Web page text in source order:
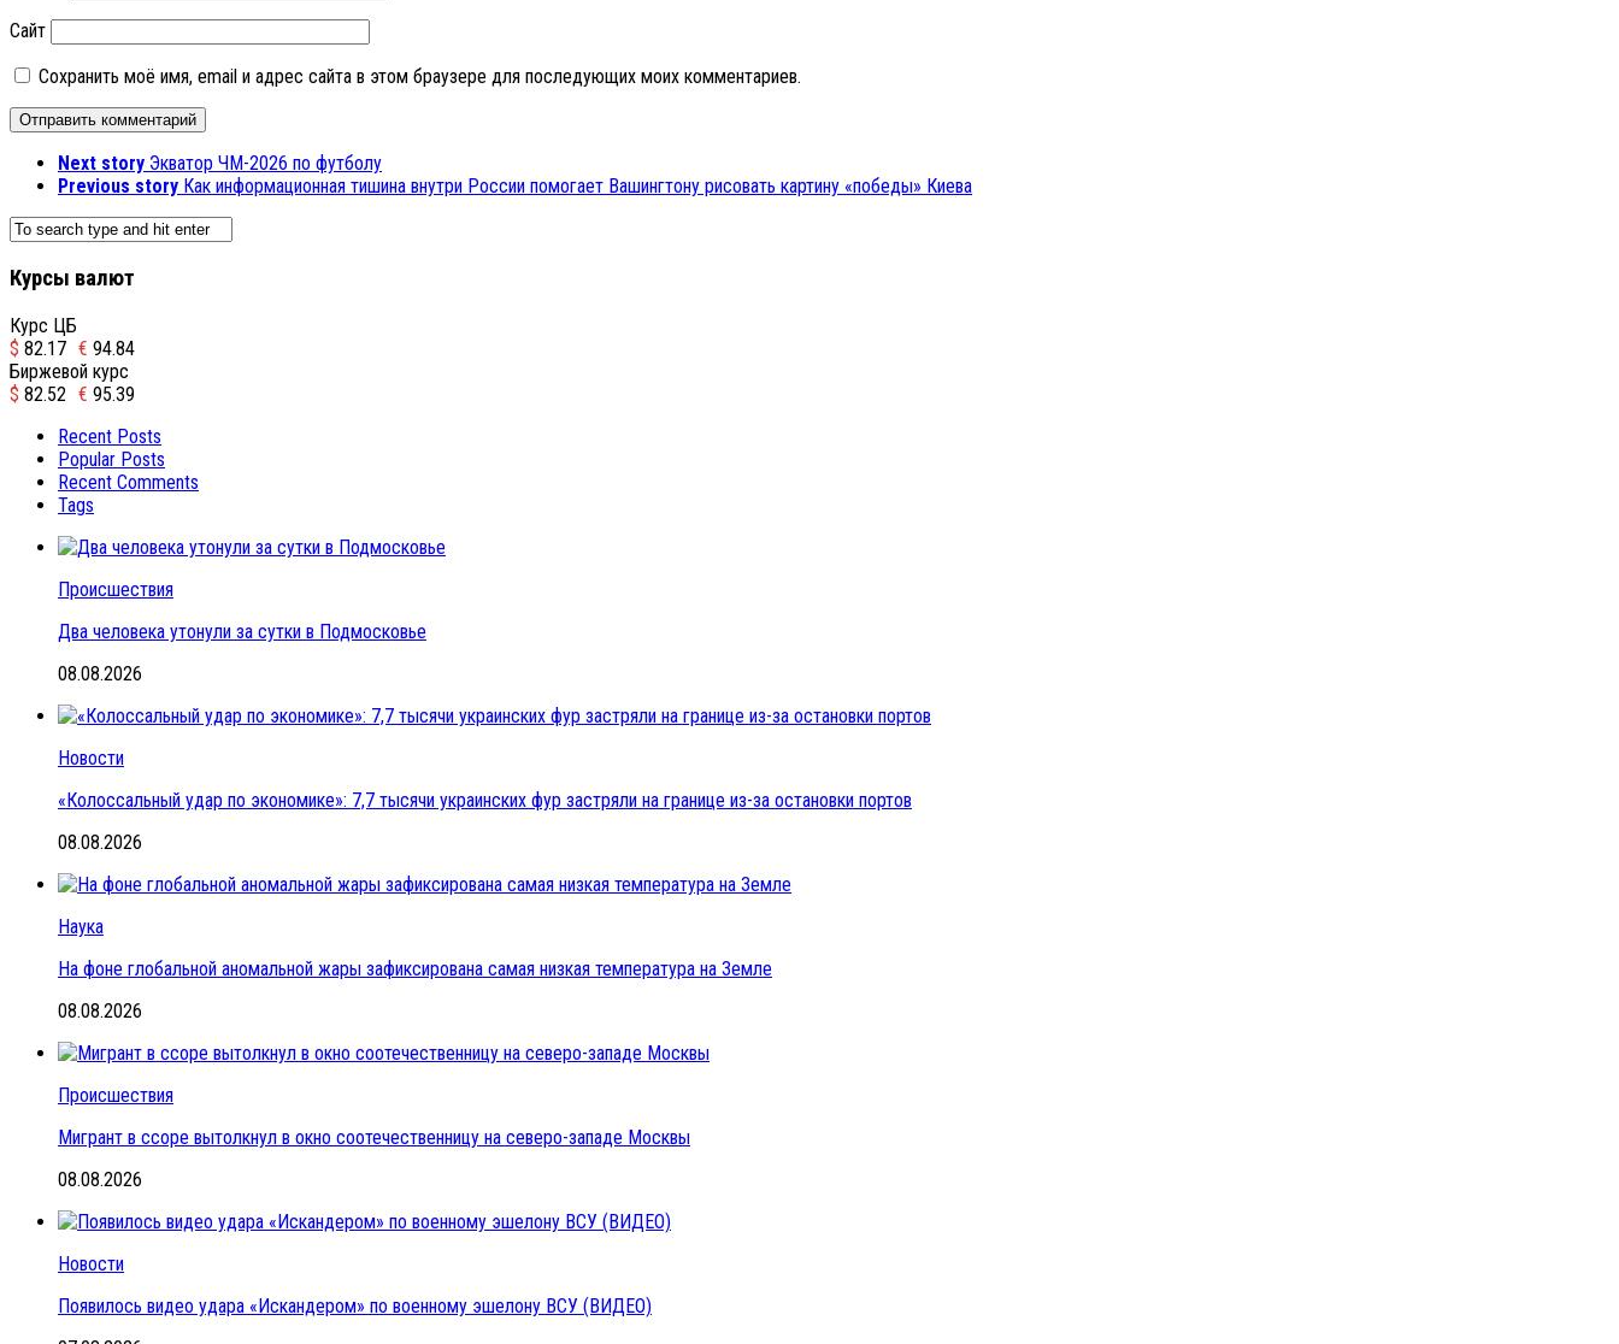
Сайт
Сохранить моё имя, email и адрес сайта в этом браузере для последующих моих комментариев.
Next story Экватор ЧМ-2026 по футболу
Previous story Как информационная тишина внутри России помогает Вашингтону рисовать картину «победы» Киева
Курсы валют
Курс ЦБ
$ 82.17 € 94.84
Биржевой курс
$ 82.52 € 95.39
Recent Posts
Popular Posts
Recent Comments
Tags
Происшествия
Два человека утонули за сутки в Подмосковье
08.08.2026
Новости
«Колоссальный удар по экономике»: 7,7 тысячи украинских фур застряли на границе из-за остановки портов
08.08.2026
Наука
На фоне глобальной аномальной жары зафиксирована самая низкая температура на Земле
08.08.2026
Происшествия
Мигрант в ссоре вытолкнул в окно соотечественницу на северо-западе Москвы
08.08.2026
Новости
Появилось видео удара «Искандером» по военному эшелону ВСУ (ВИДЕО)